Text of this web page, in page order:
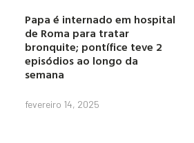
Papa é internado em hospital
de Roma para tratar
bronquite; pontífice teve 2
episódios ao longo da
semana
fevereiro 14, 2025